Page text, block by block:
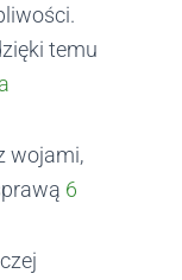
temu
wojami,
6